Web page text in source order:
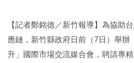
【記者鄭銘德／新竹報導】為協助
應鏈，新竹縣政府日前（7日）舉辦
升」國際市場交流媒合會，聘請專